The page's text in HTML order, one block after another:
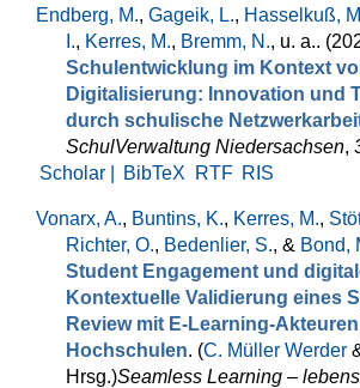
Endberg, M., Gageik, L., Hasselkuß,
I., Kerres, M., Bremm, N., u. a..
Schulentwicklung im Kontext
Digitalisierung: Innovation und
durch schulische
SchulVerwaltung Niedersachsen,
Scholar |
BibTeX RTF RIS
Vonarx, A., Buntins, K., Kerres, M.,
Richter, O., Bedenlier, S., & Bond,
Student Engagement und
Kontextuelle Validierung eines
Review mit E-Learning-
Hochschulen. (C. Müller Werder
Hrsg.)Seamless Learning –